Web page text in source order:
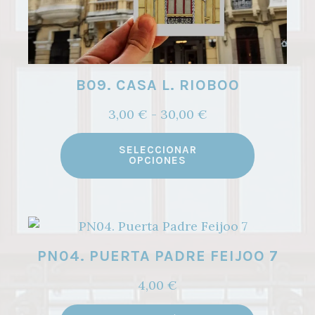
B09. CASA L. RIOBOO
3,00 € - 30,00 €Rango
de
precios:
30,00 €
SELECCIONAR
OPCIONES
producto
opciones
PN04. PUERTA PADRE FEIJOO 7
4,00 €